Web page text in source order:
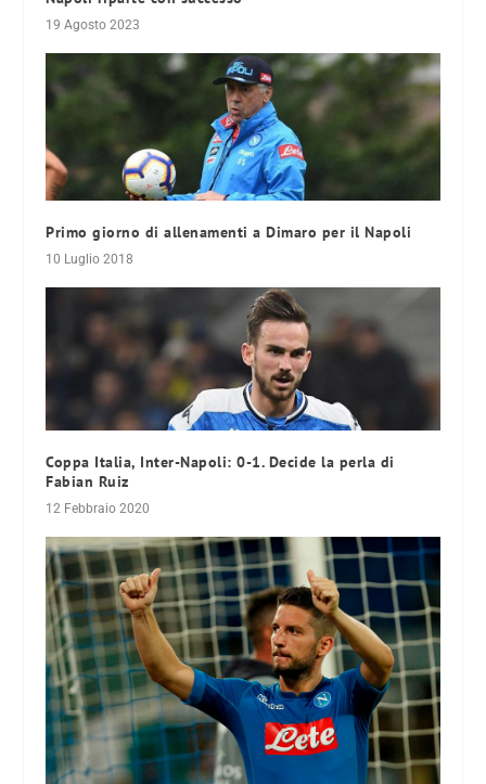
19 Agosto 2023
Primo giorno di allenamenti a Dimaro per il Napoli
10 Luglio 2018
Coppa Italia, Inter-Napoli: 0-1. Decide la perla di
Fabian Ruiz
12 Febbraio 2020